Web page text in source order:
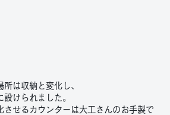
は収納と変化し、
けられました。
させるカウンターは大工さんのお手製で